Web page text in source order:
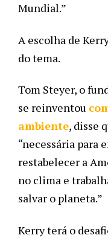
Mundial.”
A escolha de
do tema.
Tom Steyer, o
se reinventou
ambiente, disse
“necessária para
restabelecer a
no clima e
salvar o planeta.”
Kerry terá o